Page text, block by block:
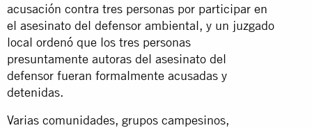
acusación contra tres personas por participar en
el asesinato del defensor ambiental, y un juzgado
local ordenó que los tres personas
presuntamente autoras del asesinato del
defensor fueran formalmente acusadas y
detenidas.
Varias comunidades, grupos campesinos,